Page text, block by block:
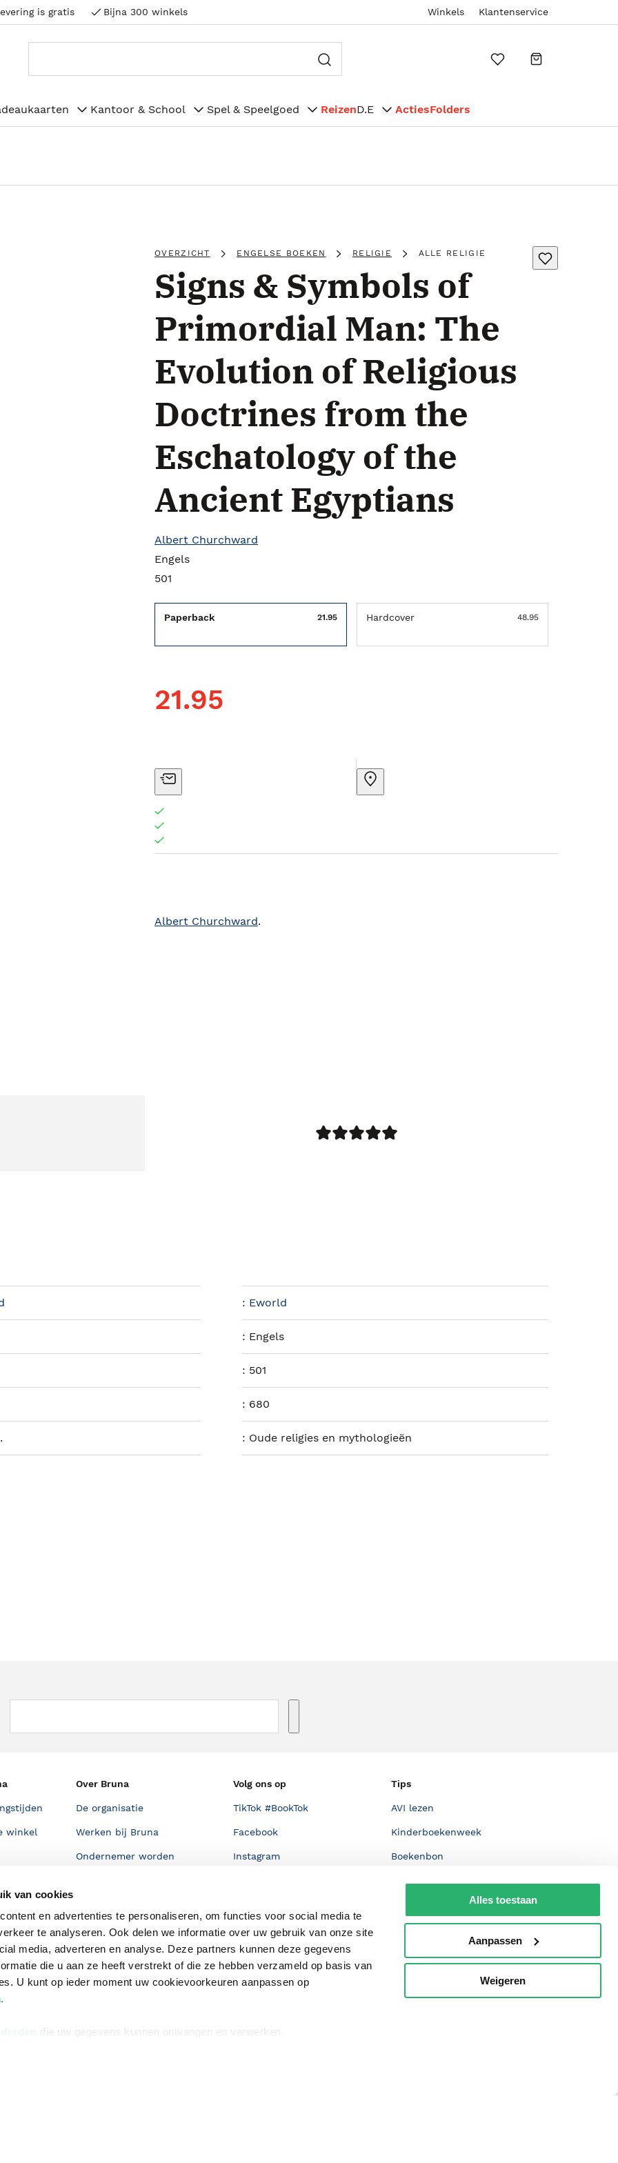
van cookies
en advertenties te personaliseren, om functies voor social media te
te analyseren. Ook delen we informatie over uw gebruik van onze site
media, adverteren en analyse. Deze partners kunnen deze gegevens
die u aan ze heeft verstrekt of die ze hebben verzameld op basis van
U kunt op ieder moment uw cookievoorkeuren aanpassen op
.
die uw gegevens kunnen ontvangen en verwerken.
Alles toestaan
Aanpassen
Weigeren
is gratis Bijna 300 winkels Winkels Klantenservice
Kantoor & School Spel & Speelgoed ReizenD.E ActiesFolders
OVERZICHT ENGELSE BOEKEN RELIGIE ALLE RELIGIE
Signs & Symbols of
Primordial Man: The
Evolution of Religious
Doctrines from the
Eschatology of the
Ancient Egyptians
Albert Churchward
Engels
501
Paperback 21.95 Hardcover 48.95
21.95
Albert Churchward.
: Eworld
: Engels
: 501
: 680
: Oude religies en mythologieën
winkel
Over Bruna
De organisatie
Werken bij Bruna
Ondernemer worden
Statement
Discriminerende boeken
Volg ons op
TikTok #BookTok
Facebook
Instagram
Tips
AVI lezen
Kinderboekenweek
Boekenbon
Wet op de Vaste Boekenprijs